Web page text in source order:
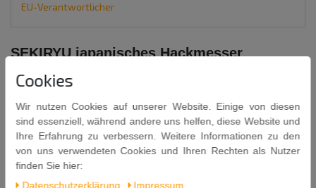
EU-Verantwortlicher
SEKIRYU japanisches Hackmesser
TAO - CHINESE STYLE KNIFE
MADE IN JAPAN
Messer dieser Art werden in China "TAO" geannant,
Cookies
Wir nutzen Cookies auf unserer Website. Einige von diesen
sind essenziell, während andere uns helfen, diese Website und
Ihre Erfahrung zu verbessern. Weitere Informationen zu den
von uns verwendeten Cookies und Ihren Rechten als Nutzer
finden Sie hier:
Daten­schutz­erklärung
Impressum